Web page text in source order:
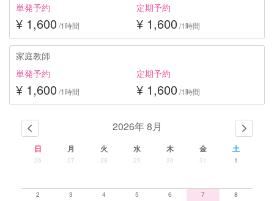
単発予約
¥ 1,600 /1時間
定期予約
¥ 1,600 /1時間
家庭教師
単発予約
¥ 1,600 /1時間
定期予約
¥ 1,600 /1時間
2026年 8月
日 月 火 水 木 金 土
26 27 28 29 30 31 1
2 3 4 5 6 7 8